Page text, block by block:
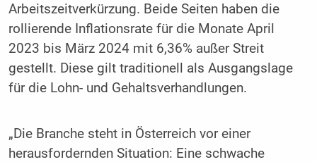
Arbeitszeitverkürzung. Beide Seiten haben die
rollierende Inflationsrate für die Monate April
2023 bis März 2024 mit 6,36% außer Streit
gestellt. Diese gilt traditionell als Ausgangslage
für die Lohn- und Gehaltsverhandlungen.
„Die Branche steht in Österreich vor einer
herausfordernden Situation: Eine schwache